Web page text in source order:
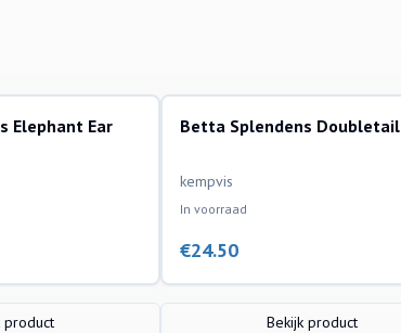
Elephant Ear
product
aquariumvissen
Betta Splendens Doubletail
kempvis
In voorraad
€24.50
Bekijk product